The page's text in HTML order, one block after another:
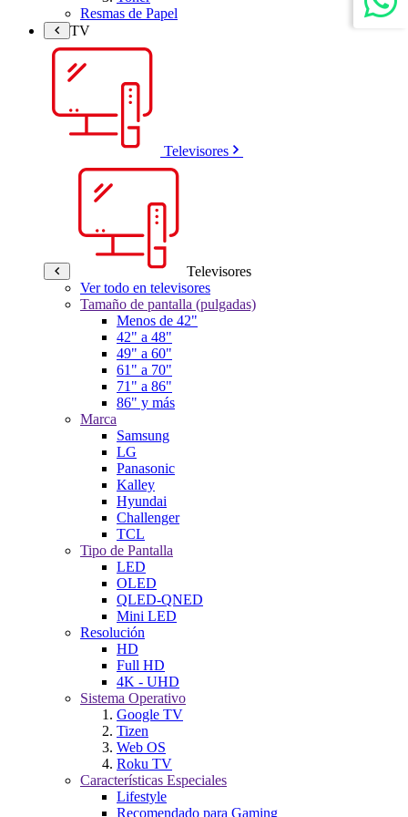
Resmas de Papel
TV
Televisores
Televisores
Ver todo en televisores
Tamaño de pantalla (pulgadas)
Menos de 42"
42" a 48"
49" a 60"
61" a 70"
71" a 86"
86" y más
Marca
Samsung
LG
Panasonic
Kalley
Hyundai
Challenger
TCL
Tipo de Pantalla
LED
OLED
QLED-QNED
Mini LED
Resolución
HD
Full HD
4K - UHD
Sistema Operativo
Google TV
Tizen
Web OS
Roku TV
Características Especiales
Lifestyle
Recomendado para Gaming